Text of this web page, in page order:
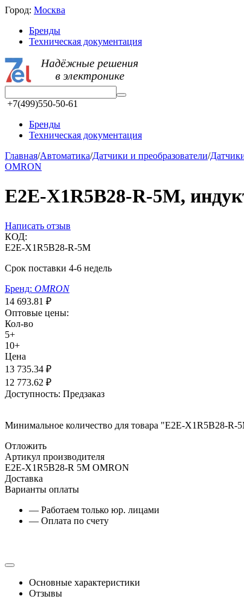
Город: Москва
Бренды
Техническая документация
+7(499)550-50-61
Бренды
Техническая документация
Главная/Автоматика/Датчики и преобразователи/
OMRON
E2E-X1R5B28-R-5M,
Написать отзыв
КОД:
E2E-X1R5B28-R-5M
Срок поставки 4-6 недель
Бренд: OMRON
14 693.81 ₽
Оптовые цены:
Кол-во
5+
10+
Цена
13 735.34 ₽
12 773.62 ₽
Доступность: Предзаказ
Минимальное количество для товара "E2E-X1R5B28-
Отложить
Артикул производителя
E2E-X1R5B28-R 5M OMRON
Доставка
Варианты оплаты
— Работаем только юр. лицами
— Оплата по счету
Основные характеристики
Отзывы